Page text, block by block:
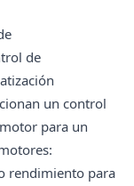
de
un control
para un
rendimiento para